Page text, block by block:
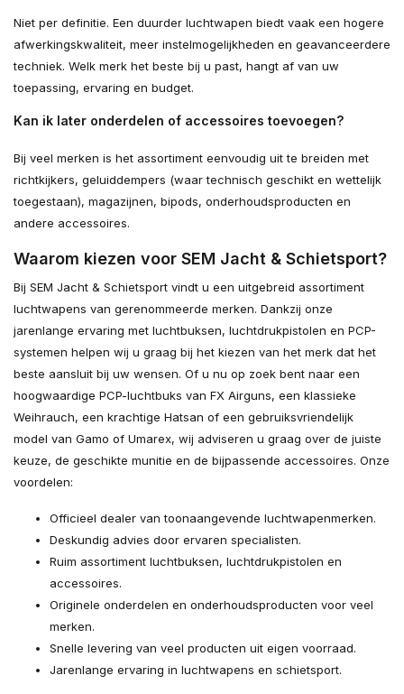
Niet per definitie. Een duurder luchtwapen biedt vaak een hogere
afwerkingskwaliteit, meer instelmogelijkheden en geavanceerdere
techniek. Welk merk het beste bij u past, hangt af van uw
toepassing, ervaring en budget.
Kan ik later onderdelen of accessoires toevoegen?
Bij veel merken is het assortiment eenvoudig uit te breiden met
richtkijkers, geluiddempers (waar technisch geschikt en wettelijk
toegestaan), magazijnen, bipods, onderhoudsproducten en
andere accessoires.
Waarom kiezen voor SEM Jacht & Schietsport?
Bij SEM Jacht & Schietsport vindt u een uitgebreid assortiment
luchtwapens van gerenommeerde merken. Dankzij onze
jarenlange ervaring met luchtbuksen, luchtdrukpistolen en PCP-
systemen helpen wij u graag bij het kiezen van het merk dat het
beste aansluit bij uw wensen. Of u nu op zoek bent naar een
hoogwaardige PCP-luchtbuks van FX Airguns, een klassieke
Weihrauch, een krachtige Hatsan of een gebruiksvriendelijk
model van Gamo of Umarex, wij adviseren u graag over de juiste
keuze, de geschikte munitie en de bijpassende accessoires. Onze
voordelen:
Officieel dealer van toonaangevende luchtwapenmerken.
Deskundig advies door ervaren specialisten.
Ruim assortiment luchtbuksen, luchtdrukpistolen en
accessoires.
Originele onderdelen en onderhoudsproducten voor veel
merken.
Snelle levering van veel producten uit eigen voorraad.
Jarenlange ervaring in luchtwapens en schietsport.